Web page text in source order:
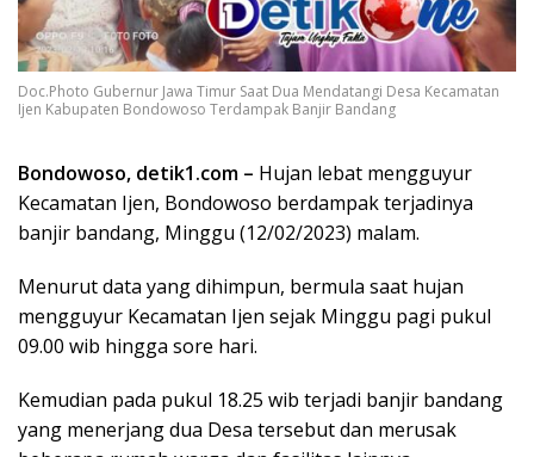
Doc.Photo Gubernur Jawa Timur Saat Dua Mendatangi Desa Kecamatan
Ijen Kabupaten Bondowoso Terdampak Banjir Bandang
Bondowoso, detik1.com – Hujan lebat mengguyur
Kecamatan Ijen, Bondowoso berdampak terjadinya
banjir bandang, Minggu (12/02/2023) malam.
Menurut data yang dihimpun, bermula saat hujan
mengguyur Kecamatan Ijen sejak Minggu pagi pukul
09.00 wib hingga sore hari.
Kemudian pada pukul 18.25 wib terjadi banjir bandang
yang menerjang dua Desa tersebut dan merusak